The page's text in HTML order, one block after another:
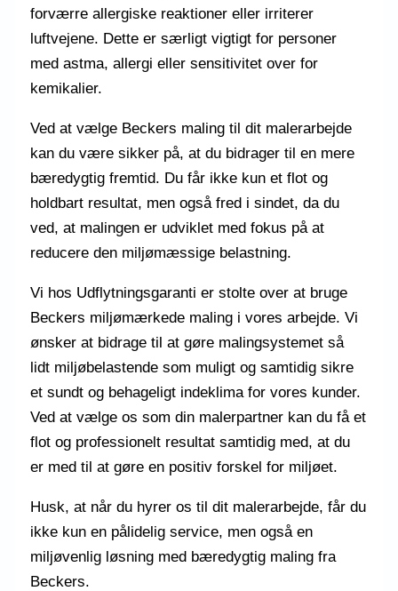
forværre allergiske reaktioner eller irriterer
luftvejene. Dette er særligt vigtigt for personer
med astma, allergi eller sensitivitet over for
kemikalier.
Ved at vælge Beckers maling til dit malerarbejde
kan du være sikker på, at du bidrager til en mere
bæredygtig fremtid. Du får ikke kun et flot og
holdbart resultat, men også fred i sindet, da du
ved, at malingen er udviklet med fokus på at
reducere den miljømæssige belastning.
Vi hos Udflytningsgaranti er stolte over at bruge
Beckers miljømærkede maling i vores arbejde. Vi
ønsker at bidrage til at gøre malingsystemet så
lidt miljøbelastende som muligt og samtidig sikre
et sundt og behageligt indeklima for vores kunder.
Ved at vælge os som din malerpartner kan du få et
flot og professionelt resultat samtidig med, at du
er med til at gøre en positiv forskel for miljøet.
Husk, at når du hyrer os til dit malerarbejde, får du
ikke kun en pålidelig service, men også en
miljøvenlig løsning med bæredygtig maling fra
Beckers.